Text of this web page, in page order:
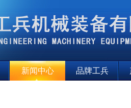
新闻中心 品牌工兵